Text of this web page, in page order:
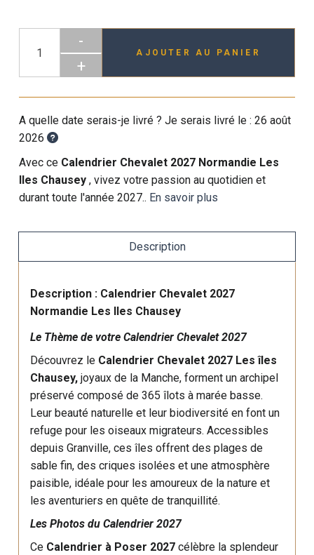
-
+
AJOUTER AU PANIER
A quelle date serais-je livré ? Je serais livré le :26 août
2026
Avec ce Calendrier Chevalet 2027 Normandie Les
Iles Chausey, vivez votre passion au quotidien et
durant toute l'année 2027.. En savoir plus
Description
Description : Calendrier Chevalet 2027
Normandie Les Iles Chausey
Le Thème de votre Calendrier Chevalet 2027
Découvrez le Calendrier Chevalet 2027 Les îles
Chausey,joyaux de la Manche, forment un archipel
préservé composé de 365 îlots à marée basse.
Leur beauté naturelle et leur biodiversité en font un
refuge pour les oiseaux migrateurs. Accessibles
depuis Granville, ces îles offrent des plages de
sable fin, des criques isolées et une atmosphère
paisible, idéale pour les amoureux de la nature et
les aventuriers en quête de tranquillité.
Les Photos du Calendrier 2027
Ce Calendrier à Poser 2027 célèbre la splendeur